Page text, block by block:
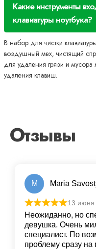
Какие инструменты
клавиатуры ноутбука?
В набор для чистки
воздушный мех, чистящий
для удаления грязи и
удаления клавиш.
Отзывы
M Maria
13 июня
Неожиданно, но
девушка. Очень
специалист. По
проблему сразу на